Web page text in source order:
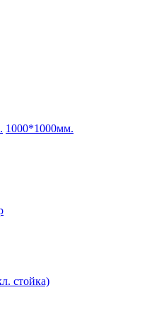
1000*1000мм.
стойка)